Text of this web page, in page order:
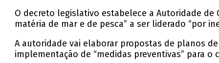
O decreto legislativo estabelece a Autoridade
matéria de mar e de pesca” a ser liderado “por
A autoridade vai elaborar propostas de planos
implementação de “medidas preventivas” para o